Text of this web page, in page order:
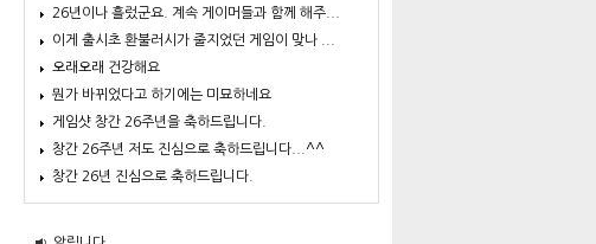
26년이나 흘렀군요. 계속 게이머들과 함께 해주...
이게 출시초 환불러시가 줄지었던 게임이 맞나 ...
오래오래 건강해요
뭔가 바뀌었다고 하기에는 미묘하네요
게임샷 창간 26주년을 축하드립니다.
창간 26주년 저도 진심으로 축하드립니다...^^
창간 26년 진심으로 축하드립니다.